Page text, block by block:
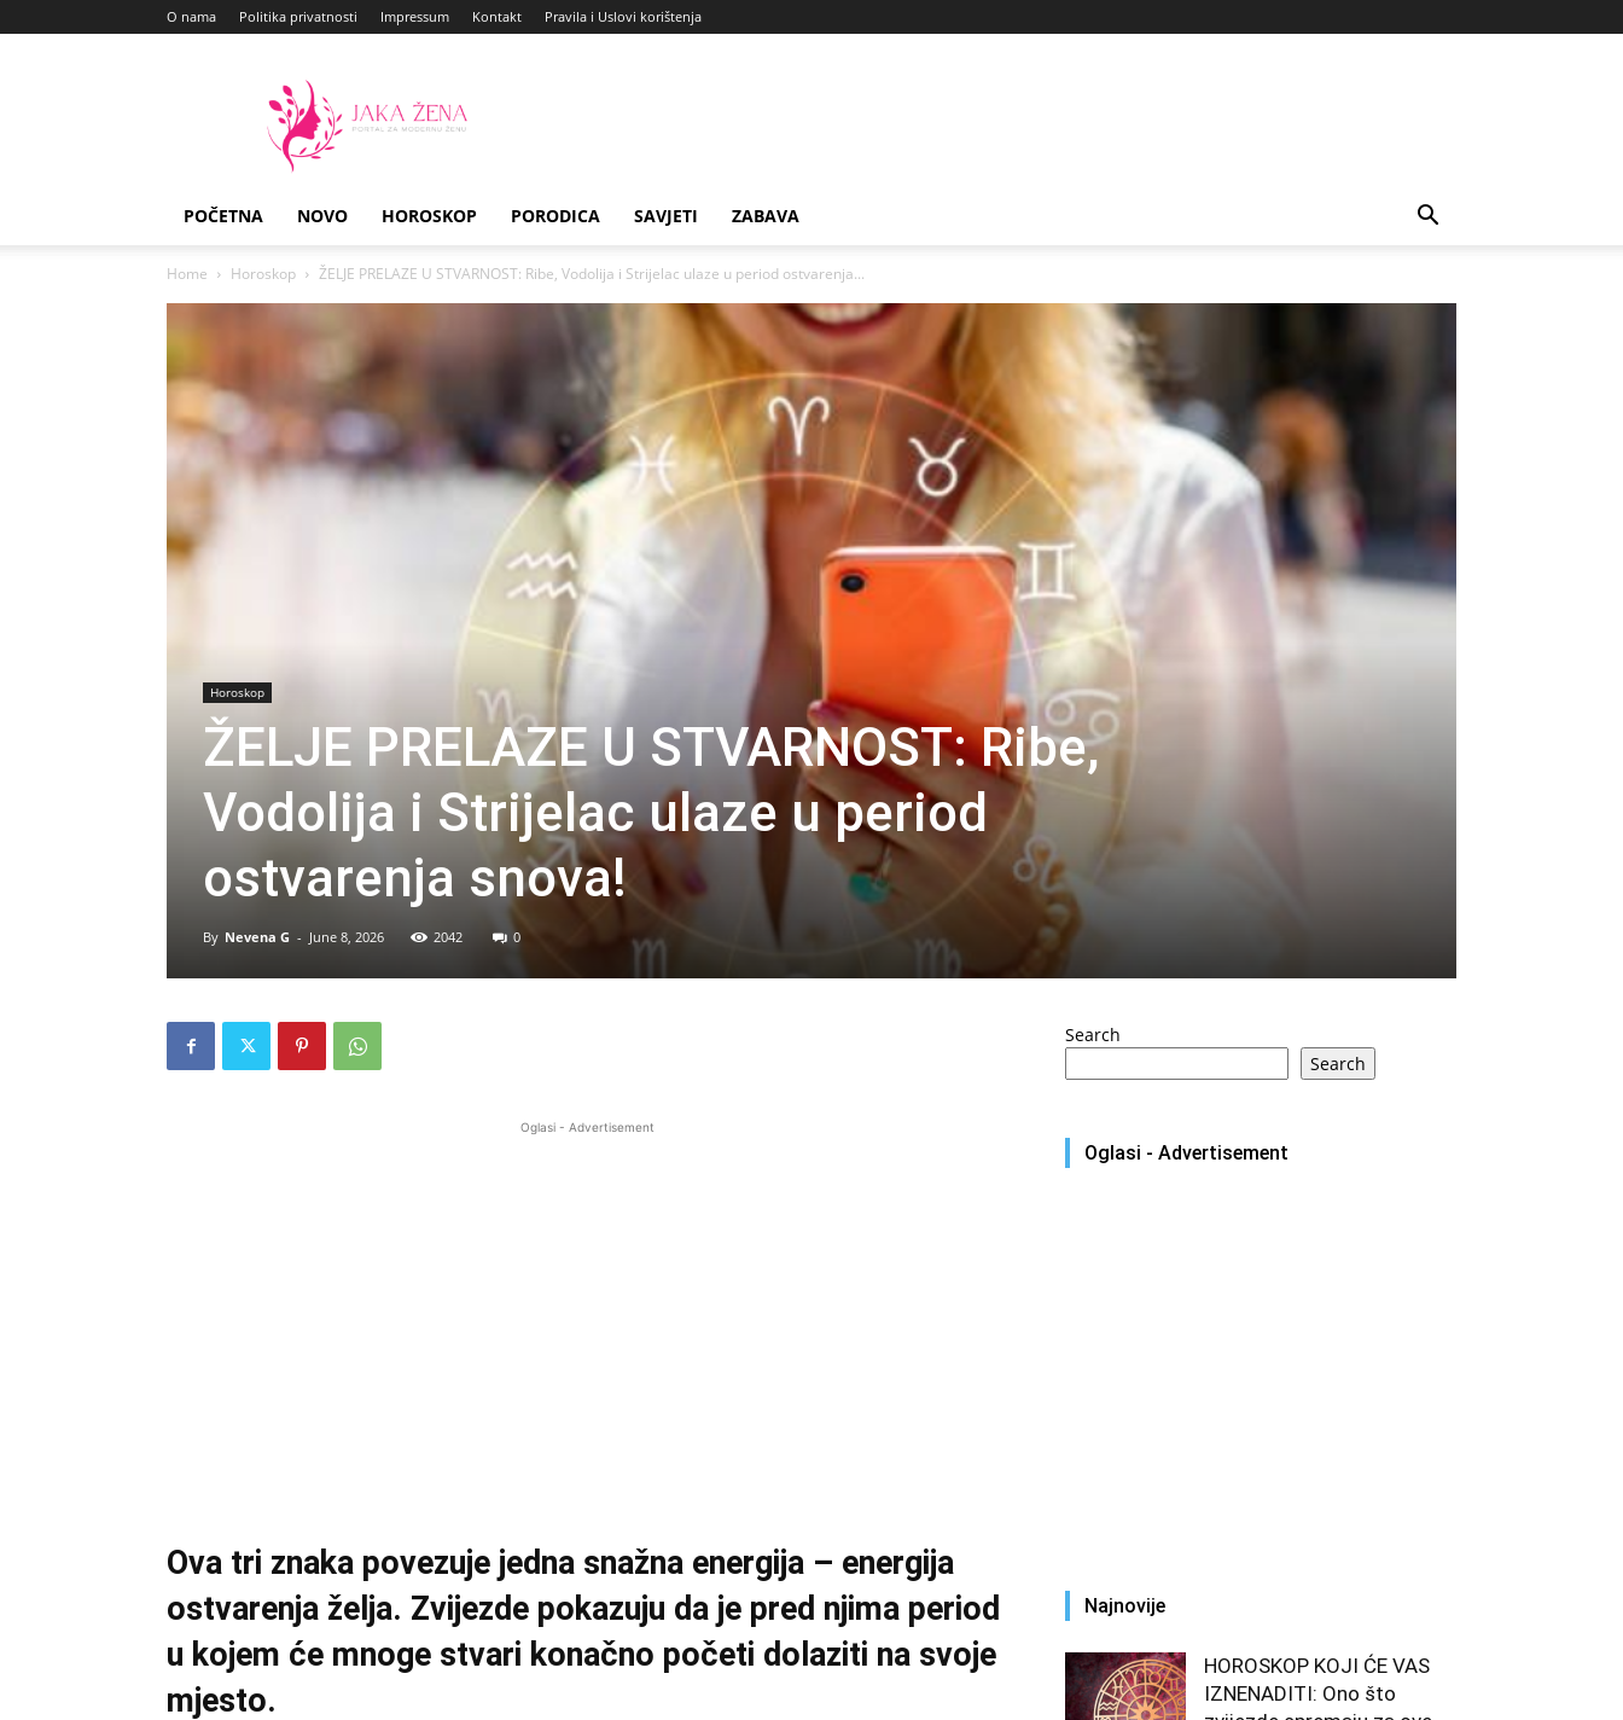
O nama Politika privatnosti Impressum Kontakt Pravila i Uslovi korištenja
Zena
POČETNA NOVO HOROSKOP PORODICA SAVJETI ZABAVA
Home Horoskop ŽELJE PRELAZE U STVARNOST: Ribe, Vodolija i Strijelac ulaze u period ostvarenja...
Horoskop
ŽELJE PRELAZE U STVARNOST: Ribe,
Vodolija i Strijelac ulaze u period
ostvarenja snova!
By Nevena G - June 8, 2026 2042 0
Oglasi - Advertisement
Ova tri znaka povezuje jedna snažna energija – energija
ostvarenja želja. Zvijezde pokazuju da je pred njima period
u kojem će mnoge stvari konačno početi dolaziti na svoje
mjesto.
Search
Search
Oglasi - Advertisement
Najnovije
HOROSKOP KOJI ĆE VAS
IZNENADITI: Ono što